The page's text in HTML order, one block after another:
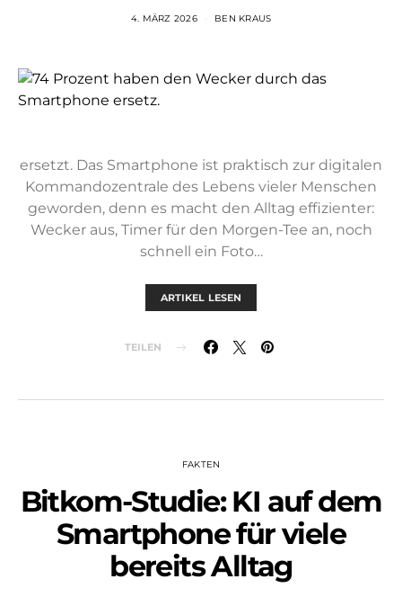
4. MÄRZ 2026 BEN KRAUS
ersetzt. Das Smartphone ist praktisch zur digitalen
Kommandozentrale des Lebens vieler Menschen
geworden, denn es macht den Alltag effizienter:
Wecker aus, Timer für den Morgen-Tee an, noch
schnell ein Foto…
ARTIKEL LESEN
TEILEN
FAKTEN
Bitkom-Studie: KI auf dem
Smartphone für viele
bereits Alltag